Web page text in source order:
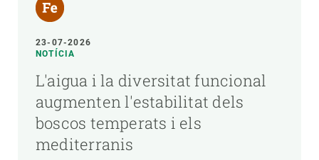
23-07-2026
NOTÍCIA
L'aigua i la diversitat funcional
augmenten l'estabilitat dels
boscos temperats i els
mediterranis